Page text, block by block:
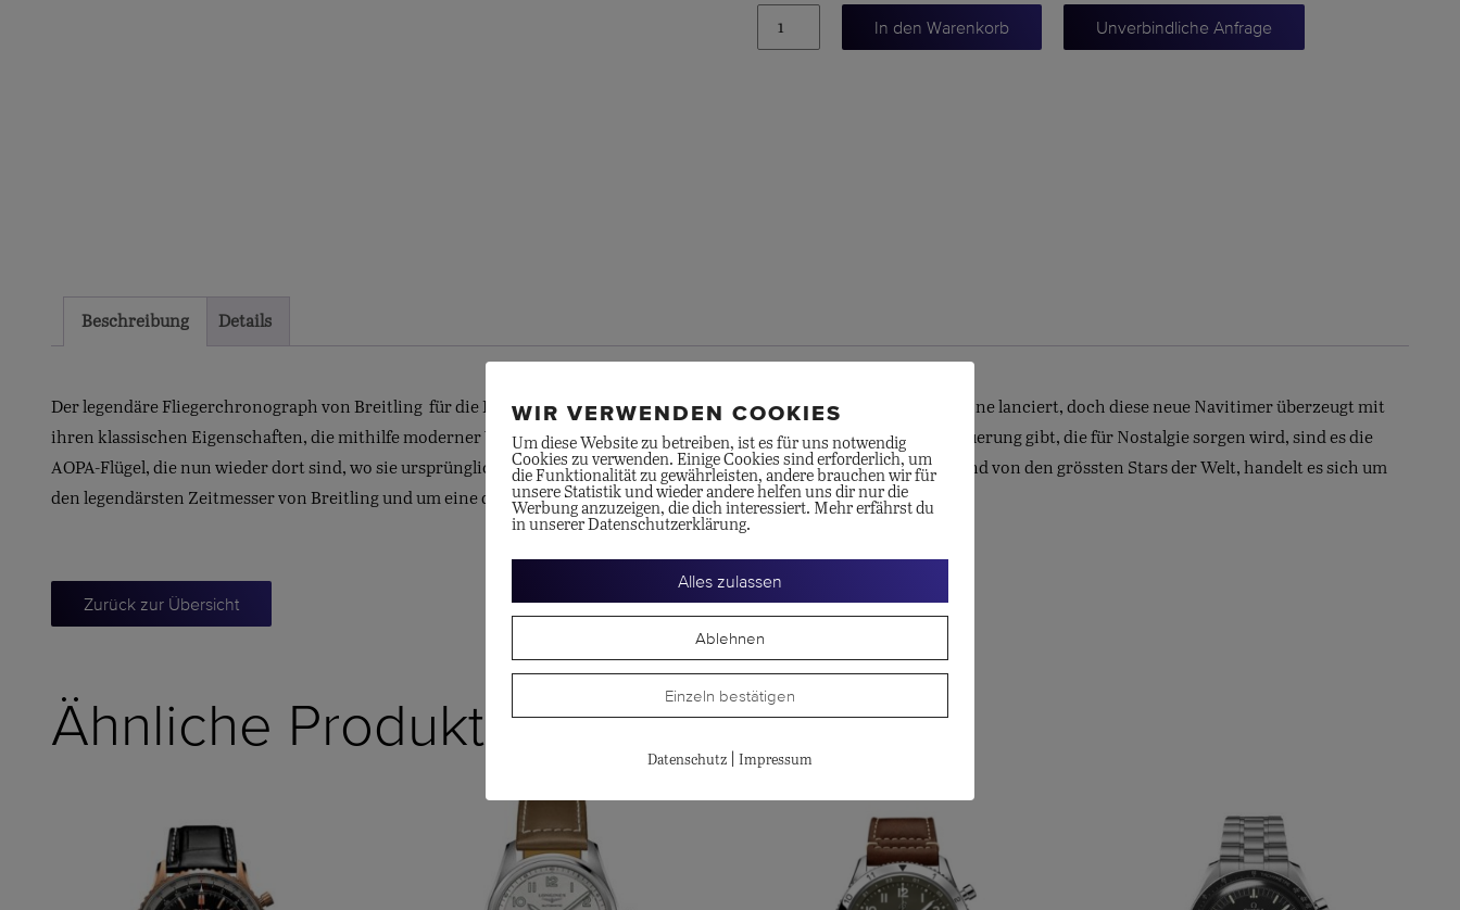
B01
In den Warenkorb Unverbindliche Anfrage
Beschreibung Details
Der legendäre Fliegerchronograph von Breitling  für die Reise. Vor 70 Jahren wurden diverse Modelle dieser Breitling Ikone lanciert, doch diese neue Navitimer überzeugt mit
ihren klassischen Eigenschaften, die mithilfe moderner Verbesserungen noch verfeinert wurden. Und wenn es eine Neuerung gibt, die für Nostalgie sorgen wird, sind es die
AOPA-Flügel, die nun wieder dort sind, wo sie ursprünglich waren  bei 12 Uhr. Getragen von Astronauten im Weltraum und von den grössten Stars der Welt, handelt es sich um
den legendärsten Zeitmesser von Breitling und um eine der unverwechselbarsten Uhren aller Zeiten.
Zurück zur Übersicht
Ähnliche Produkte
WIR VERWENDEN COOKIES
Um diese Website zu betreiben, ist es für uns notwendig
Cookies zu verwenden. Einige Cookies sind erforderlich, um
die Funktionalität zu gewährleisten, andere brauchen wir für
unsere Statistik und wieder andere helfen uns dir nur die
Werbung anzuzeigen, die dich interessiert. Mehr erfährst du
in unserer Datenschutzerklärung.
Alles zulassen
Ablehnen
Einzeln bestätigen
Datenschutz Impressum